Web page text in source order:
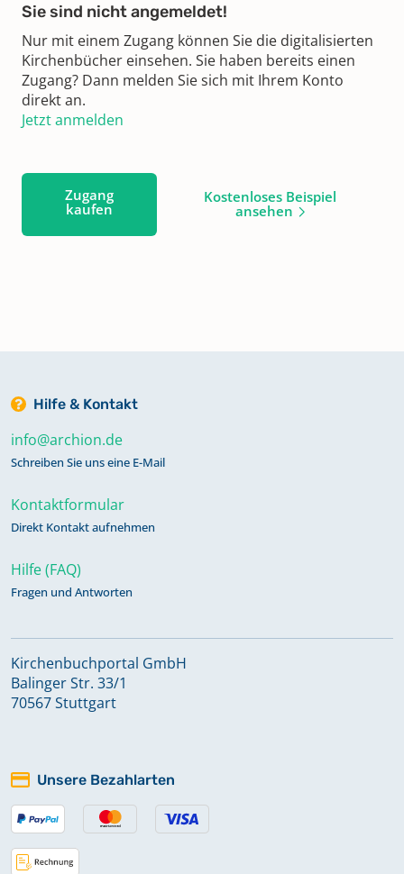
Sie sind nicht angemeldet!
Nur mit einem Zugang können Sie die digitalisierten
Kirchenbücher einsehen. Sie haben bereits einen
Zugang? Dann melden Sie sich mit Ihrem Konto
direkt an.
Jetzt anmelden
Zugang
kaufen
Kostenloses Beispiel
ansehen
Hilfe & Kontakt
info@archion.de
Schreiben Sie uns eine E-Mail
Kontaktformular
Direkt Kontakt aufnehmen
Hilfe (FAQ)
Fragen und Antworten
Kirchenbuchportal GmbH
Balinger Str. 33/1
70567 Stuttgart
Unsere Bezahlarten